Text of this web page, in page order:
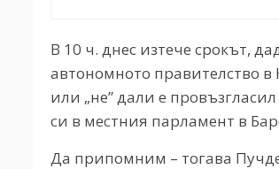
В 10 ч. днес изтече срокът,
автономното правителство в
или „не” дали е
си в местния парламент в
Да припомним – тогава